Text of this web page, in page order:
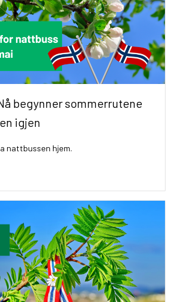
begynner sommerrutene
igjen
nattbussen hjem.